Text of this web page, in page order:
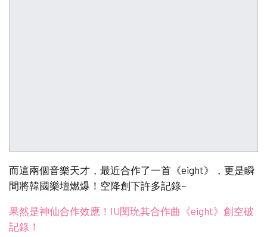
而這兩個音樂天才，最近合作了一首《eight》，更是瞬
間將韓國樂壇燃爆！空降創下許多記錄~
果然是神仙合作效應！IU閔玧其合作曲《eight》創空破
記錄！